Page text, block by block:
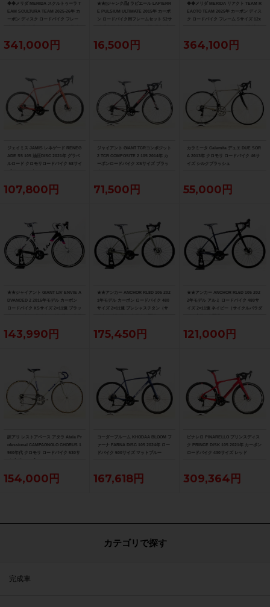
◆◆メリダ MERIDA スクルトゥーラ T
EAM SCULTURA TEAM 2025-26年 カ
ーボン ディスク ロードバイク フレー
ム XXSサイズ 12x100/142mm（サイ
341,000円
★★[ジャンク品] ラピエール LAPIERR
E PULSIUM ULTIMATE 2015年 カーボ
ン ロードバイク用フレームセット 52サ
イズ ホワイト（サイクルパラダイス山
16,500円
◆◆メリダ MERIDA リアクト TEAM R
EACTO TEAM 2025年 カーボン ディス
ク ロードバイク フレーム Sサイズ 12x
100/142mm 700C（サイクルパラダイ
364,100円
ジェイミス JAMIS レネゲード RENEG
ADE S5 105 油圧DISC 2021年 グラベ
ルロード クロモリロードバイク 58サイ
ズ アノカッパー
107,800円
ジャイアント GIANT TCRコンポジット
2 TCR COMPOSITE 2 105 2014年 カ
ーボンロードバイク XSサイズ ブラッ
71,500円
カラミータ Calamita デュエ DUE SOR
A 2013年 クロモリ ロードバイク 46サ
イズ シルクブラッシュ
55,000円
★★ジャイアント GIANT LIV ENVIE A
DVANCED 2 2016年モデル カーボン
ロードバイク XSサイズ 2×11速 ブラッ
ク×ホワイト（サイクルパラダイス山口
143,990円
★★アンカー ANCHOR RL8D 105 202
1年モデル カーボン ロードバイク 480
サイズ 2×11速 プレシャスチタン（サ
イクルパラダイス山口より配送)
175,450円
★★アンカー ANCHOR RL6D 105 202
2年モデル アルミ ロードバイク 480サ
イズ 2×11速 ネイビー（サイクルパラダ
イス山口より配送)
121,000円
訳アリ レストアベース アタラ Atala Pr
ofessional CAMPAGNOLO CHORUS 1
980年代 クロモリ ロードバイク 530サ
イズ グレー/ブルー
154,000円
コーダーブルーム KHODAA BLOOM フ
ァーナ FARNA DISC 105 2024年 ロー
ドバイク 500サイズ マットブルー
167,618円
ピナレロ PINARELLO プリンスディス
ク PRINCE DISK 105 2021年 カーボン
ロードバイク 430サイズ レッド
309,364円
カテゴリで探す
完成車